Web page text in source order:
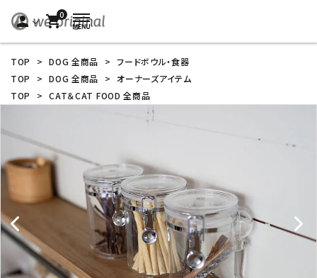
person 0
shopping_cart
TOP > DOG 全商品 >
フードボウル・食器
TOP
> DOG 全商品 >
オーナーズアイテム
TOP
> CAT＆CAT FOOD 全商品